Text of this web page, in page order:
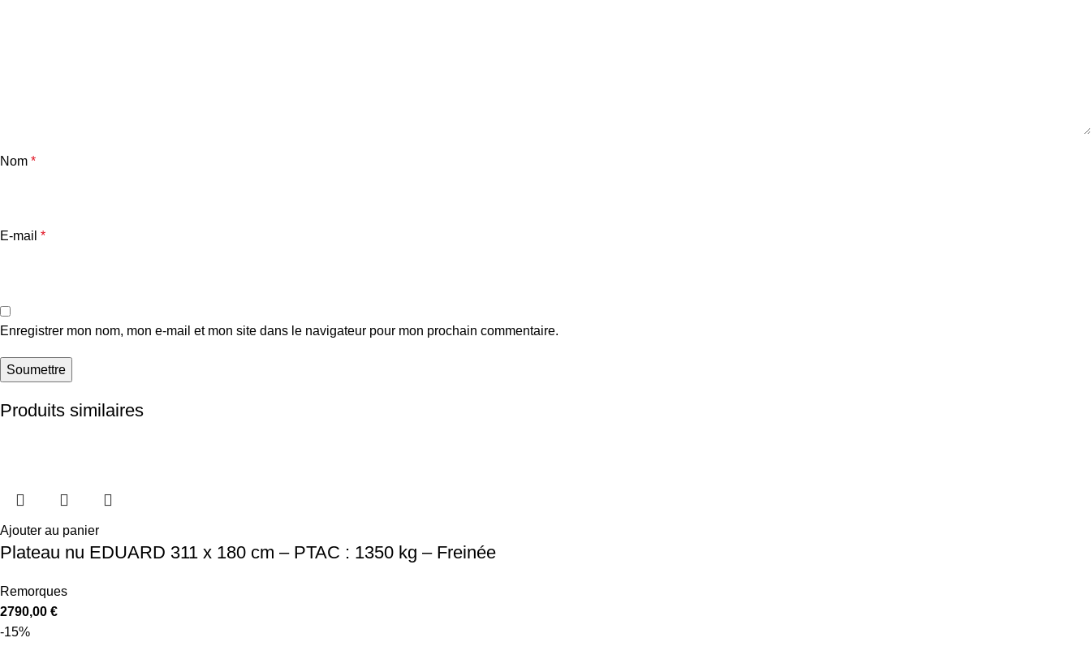
Nom *
E-mail *
Enregistrer mon nom, mon e-mail et mon site dans le navigateur pour mon prochain commentaire.
Produits similaires
Ajouter au panier
Plateau nu EDUARD 311 x 180 cm – PTAC : 1350 kg – Freinée
Remorques
2790,00 €
-15%